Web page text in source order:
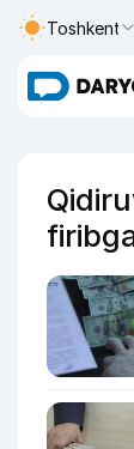
Toshkent